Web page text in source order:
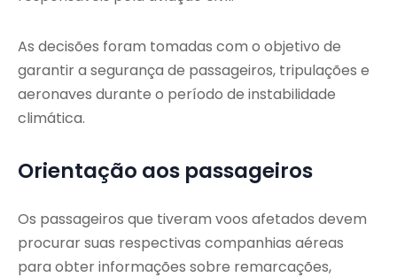
As decisões foram tomadas com o objetivo de
garantir a segurança de passageiros, tripulações e
aeronaves durante o período de instabilidade
climática.
Orientação aos passageiros
Os passageiros que tiveram voos afetados devem
procurar suas respectivas companhias aéreas
para obter informações sobre remarcações,